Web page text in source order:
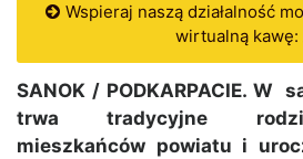
Wspieraj naszą działalność
wirtualną kawę:
SANOK / PODKARPACIE. W
trwa tradycyjne
mieszkańców powiatu i